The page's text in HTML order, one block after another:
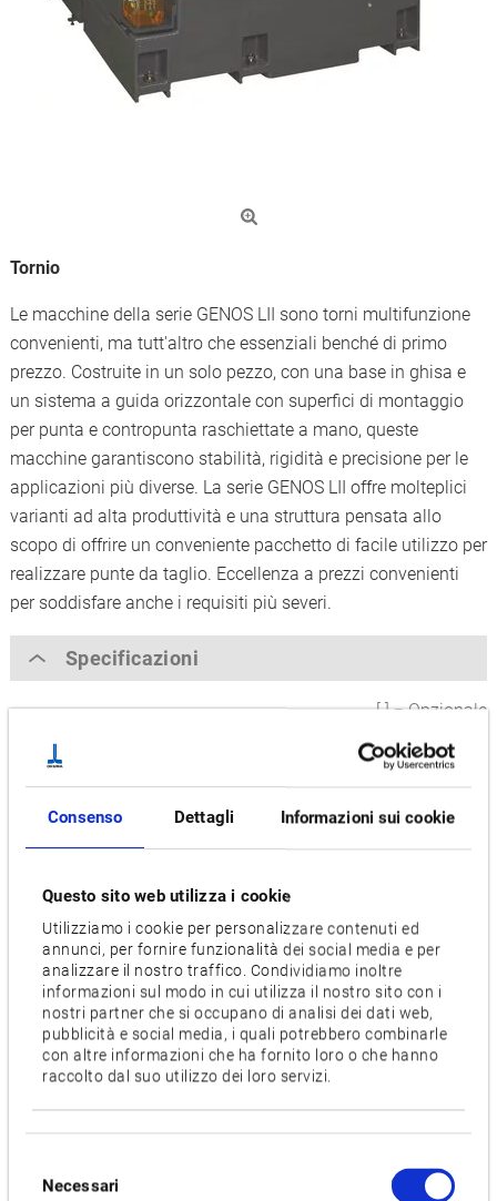
Consenso Dettagli Informazioni sui cookie
Questo sito web utilizza i cookie
Utilizziamo i cookie per personalizzare contenuti ed
annunci, per fornire funzionalità dei social media e per
analizzare il nostro traffico. Condividiamo inoltre
informazioni sul modo in cui utilizza il nostro sito con i
nostri partner che si occupano di analisi dei dati web,
pubblicità e social media, i quali potrebbero combinarle
con altre informazioni che ha fornito loro o che hanno
raccolto dal suo utilizzo dei loro servizi.
delNecessari
Tornio
Le macchine della serie GENOS LII sono torni multifunzione
convenienti, ma tutt'altro che essenziali benché di primo
prezzo. Costruite in un solo pezzo, con una base in ghisa e
un sistema a guida orizzontale con superfici di montaggio
per punta e contropunta raschiettate a mano, queste
macchine garantiscono stabilità, rigidità e precisione per le
applicazioni più diverse. La serie GENOS LII offre molteplici
varianti ad alta produttività e una struttura pensata allo
scopo di offrire un conveniente pacchetto di facile utilizzo per
realizzare punte da taglio. Eccellenza a prezzi convenienti
per soddisfare anche i requisiti più severi.
Specificazioni
[ ] = Opzionale
Max. Diametro di tornitura [mm]
Max. Lunghezza di tornitura [mm]
Velocidad del husillo principal [min-1]
4,500
Numero utensili
12
Motor [kW]
11/7.5
Video e download